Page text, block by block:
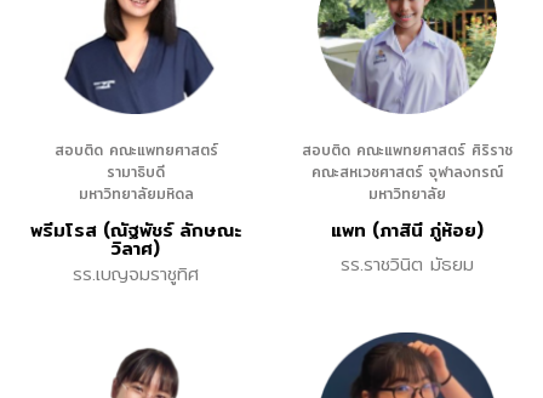
สอบติด คณะแพทยศาสตร์
รามาธิบดี
มหาวิทยาลัยมหิดล
พรีมโรส (ณัฐพัชร์ ลักษณะ
วิลาศ)
รร.เบญจมราชูทิศ
สอบติด คณะแพทยศาสตร์ ศิริราช
คณะสหเวชศาสตร์ จุฬาลงกรณ์
มหาวิทยาลัย
แพท (ภาสินี ภู่ห้อย)
รร.ราชวินิต มัธยม